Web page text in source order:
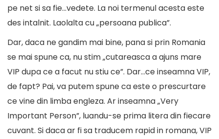
pe net si sa fie…vedete. La noi termenul acesta este
des intalnit. Laolalta cu „persoana publica”.
Dar, daca ne gandim mai bine, pana si prin Romania
se mai spune ca, nu stim „cutareasca a ajuns mare
VIP dupa ce a facut nu stiu ce”. Dar…ce inseamna VIP,
de fapt? Pai, va putem spune ca este o prescurtare
ce vine din limba engleza. Ar inseamna „Very
Important Person”, luandu-se prima litera din fiecare
cuvant. Si daca ar fi sa traducem rapid in romana, VIP